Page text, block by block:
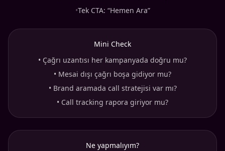
•Tek CTA: “Hemen Ara”
Mini Check
• Çağrı uzantısı her kampanyada doğru mu?
• Mesai dışı çağrı boşa gidiyor mu?
• Brand aramada call stratejisi var mı?
• Call tracking rapora giriyor mu?
Ne yapmalıyım?